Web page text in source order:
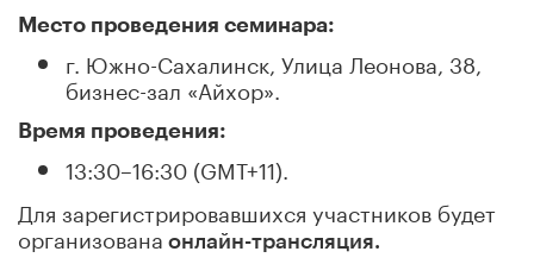
Место проведения семинара:
г. Южно-Сахалинск, Улица Леонова, 38,
бизнес-зал «Айхор».
Время проведения:
13:30–16:30 (GMT+11).
Для зарегистрировавшихся участников будет
организована онлайн-трансляция.